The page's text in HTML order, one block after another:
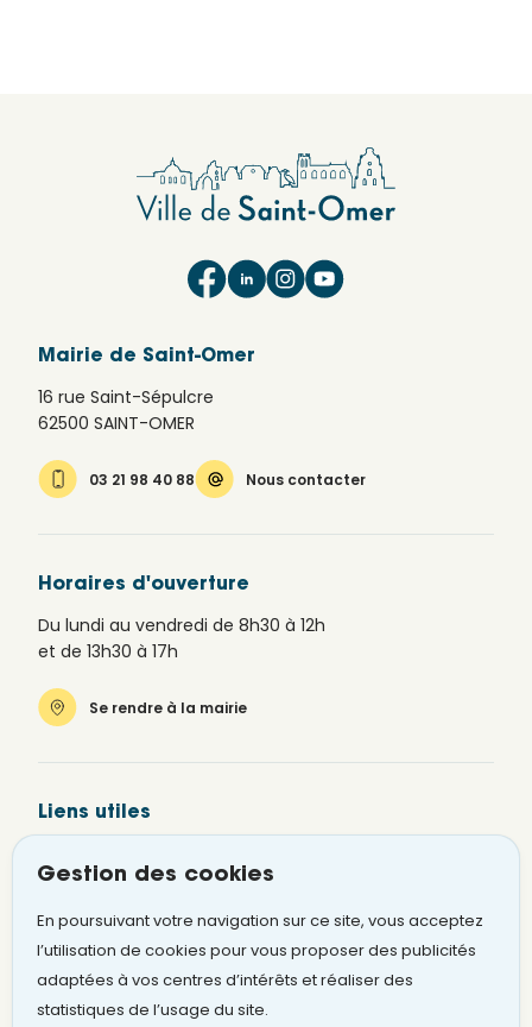
Mairie de Saint-Omer
16 rue Saint-Sépulcre
62500 SAINT-OMER
03 21 98 40 88 Nous contacter
Horaires d'ouverture
Du lundi au vendredi de 8h30 à 12h
et de 13h30 à 17h
Se rendre à la mairie
Liens utiles
Signaler un problème
Gestion des cookies
En poursuivant votre navigation sur ce site, vous acceptez
l’utilisation de cookies pour vous proposer des publicités
adaptées à vos centres d’intérêts et réaliser des
statistiques de l’usage du site.